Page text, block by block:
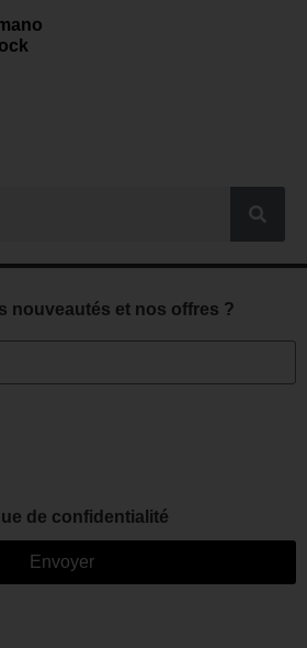
nouveautés et nos offres ?
de confidentialité
Envoyer